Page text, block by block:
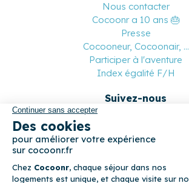
Nous contacter
Cocoonr a 10 ans 🎂
Presse
Cocooneur, Cocoonair, ...
Participer à l'aventure
Index égalité F/H
Suivez-nous